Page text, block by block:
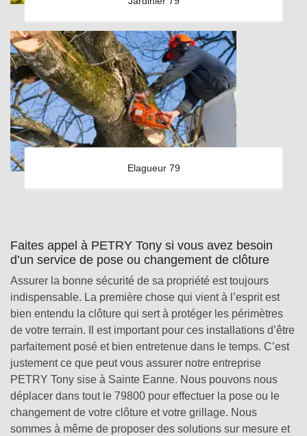
Elagueur 79
Faites appel à PETRY Tony si vous avez besoin
d’un service de pose ou changement de clôture
Assurer la bonne sécurité de sa propriété est toujours
indispensable. La première chose qui vient à l’esprit est
bien entendu la clôture qui sert à protéger les périmètres
de votre terrain. Il est important pour ces installations d’être
parfaitement posé et bien entretenue dans le temps. C’est
justement ce que peut vous assurer notre entreprise
PETRY Tony sise à Sainte Eanne. Nous pouvons nous
déplacer dans tout le 79800 pour effectuer la pose ou le
changement de votre clôture et votre grillage. Nous
sommes à même de proposer des solutions sur mesure et